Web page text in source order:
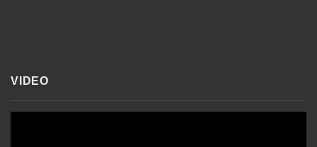
VIDEO